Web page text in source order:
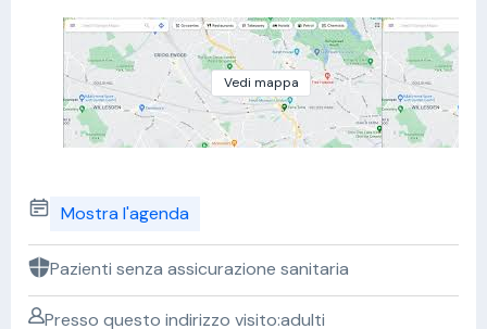
Vedi mappa
Mostra l'agenda
Pazienti senza assicurazione sanitaria
Presso questo indirizzo visito:adulti